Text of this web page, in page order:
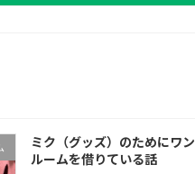
ミク（グッズ）のためにワン
ルームを借りている話